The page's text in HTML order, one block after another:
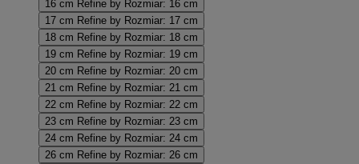
16 cm Refine by Rozmiar: 16 cm
17 cm Refine by Rozmiar: 17 cm
18 cm Refine by Rozmiar: 18 cm
19 cm Refine by Rozmiar: 19 cm
20 cm Refine by Rozmiar: 20 cm
21 cm Refine by Rozmiar: 21 cm
22 cm Refine by Rozmiar: 22 cm
23 cm Refine by Rozmiar: 23 cm
24 cm Refine by Rozmiar: 24 cm
26 cm Refine by Rozmiar: 26 cm